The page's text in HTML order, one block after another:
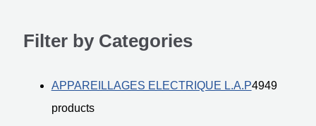
Filter by Categories
APPAREILLAGES ELECTRIQUE L.A.P4949
products